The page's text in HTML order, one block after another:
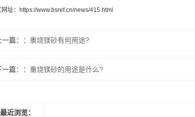
址： https://www.bsref.cn/news/415.html
篇： 重烧镁砂有何用途?
篇： 重烧镁砂的用途是什么?
最近浏览：